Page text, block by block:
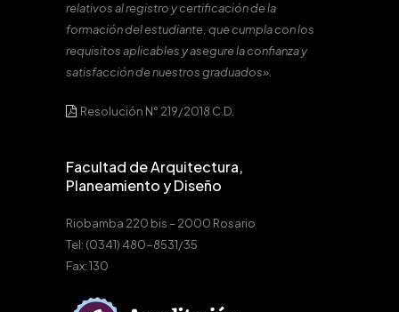
relativos al registro y certificación de la
formación del estudiante, que cumpla con los
requisitos aplicables y asegure la confianza y
satisfacción de nuestros graduados».
Resolución N° 219/2018 C.D.
Facultad de Arquitectura,
Planeamiento y Diseño
Riobamba 220 bis – 2000 Rosario
Tel: (0341) 480-8531/35
Fax: 130